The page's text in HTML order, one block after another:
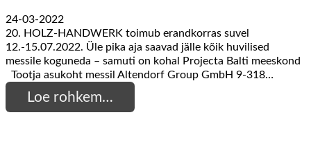
24-03-2022
20. HOLZ-HANDWERK toimub erandkorras suvel
12.-15.07.2022. Üle pika aja saavad jälle kõik huvilised
messile koguneda – samuti on kohal Projecta Balti meeskond
Tootja asukoht messil Altendorf Group GmbH 9-318…
Loe rohkem…